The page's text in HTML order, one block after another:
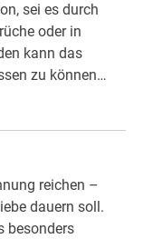
sei es durch
oder in
kann das
zu können…
reichen –
dauern soll.
besonders